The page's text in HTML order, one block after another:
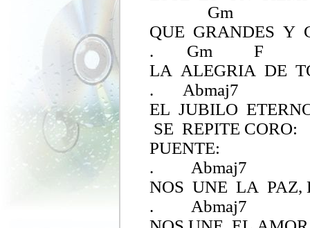
Gm
QUE GRANDES Y
. Gm
LA ALEGRIA DE
.
EL JUBILO
SE REPITE CORO:
PUENTE:
. Abmaj7
NOS UNE LA PAZ,
.